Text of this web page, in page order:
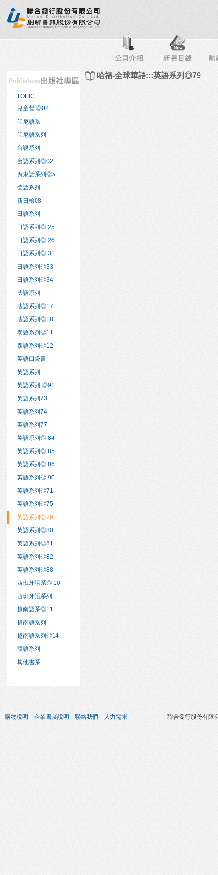
榜 出版社專區 書店專區 目錄下載 會員服務
TOEIC
兒童營 ◎02
印尼語系
印尼語系列
台語系列
台語系列◎02
廣東話系列◎5
德語系列
新日檢08
日語系列
日語系列◎ 25
日語系列◎ 26
日語系列◎ 31
日語系列◎33
日語系列◎34
法語系列
法語系列◎17
法語系列◎18
泰語系列◎11
泰語系列◎12
英語口袋書
英語系列
英語系列 ◎91
英語系列73
英語系列74
英語系列77
英語系列◎ 84
英語系列◎ 85
英語系列◎ 86
英語系列◎ 90
英語系列◎71
英語系列◎75
英語系列◎79
英語系列◎80
英語系列◎81
英語系列◎82
英語系列◎88
西班牙語系◎ 10
西班牙語系列
越南語系◎11
越南語系列
越南語系列◎14
韓語系列
其他書系
哈福-全球華語:::英語系列◎79
購物說明 企業書展說明 聯絡我們 人力需求 聯合發行股份有限